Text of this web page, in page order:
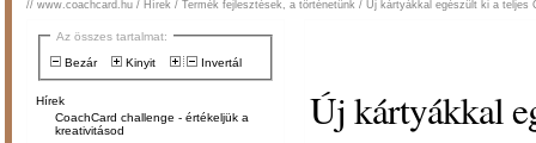
// www.coachcard.hu / Hírek / Termék fejlesztések, a történetünk / Új kártyákkal egészült ki a teljes
Az összes tartalmat:
Bezár
Kinyit Invertál
Hírek
CoachCard challenge - értékeljük a
kreativitásod
Új kártyákkal